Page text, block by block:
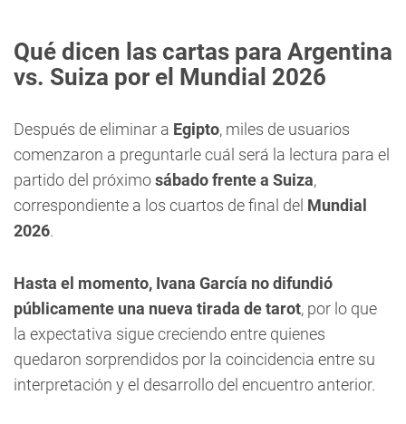
Qué dicen las cartas para Argentina
vs. Suiza por el Mundial 2026
Después de eliminar a Egipto, miles de usuarios
comenzaron a preguntarle cuál será la lectura para el
partido del próximosábado frente a Suiza,
correspondiente a los cuartos de final del Mundial
2026.
Hasta el momento, Ivana García no difundió
públicamente una nueva tirada de tarot, por lo que
la expectativa sigue creciendo entre quienes
quedaron sorprendidos por la coincidencia entre su
interpretación y el desarrollo del encuentro anterior.